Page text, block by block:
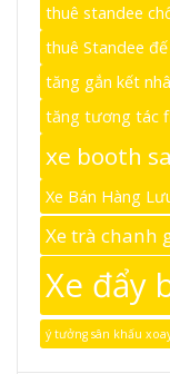
thuê standee
thuê Standee
tăng gắn kết
tăng tương tác
xe booth
Xe Bán Hàng
Xe trà chanh
Xe đẩy
ý tưởng sân khấu